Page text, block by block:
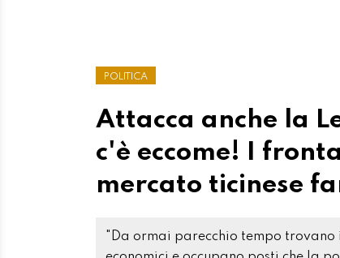
POLITICA
Attacca anche la
c'è eccome! I
mercato ticinese
"Da ormai parecchio tempo